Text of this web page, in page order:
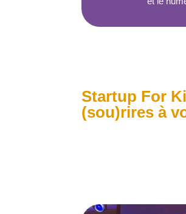
Startup For
(sou)rires à